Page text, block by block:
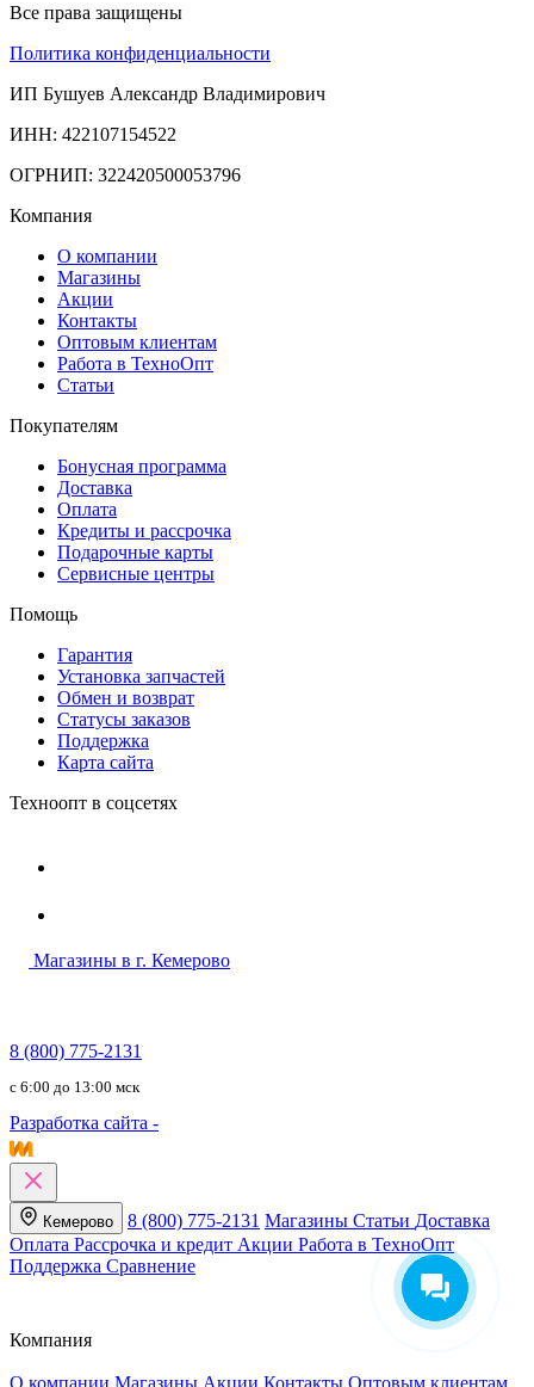
Все права защищены
Политика конфиденциальности
ИП Бушуев Александр Владимирович
ИНН: 422107154522
ОГРНИП: 322420500053796
Компания
О компании
Магазины
Акции
Контакты
Оптовым клиентам
Работа в ТехноОпт
Статьи
Покупателям
Бонусная программа
Доставка
Оплата
Кредиты и рассрочка
Подарочные карты
Сервисные центры
Помощь
Гарантия
Установка запчастей
Обмен и возврат
Статусы заказов
Поддержка
Карта сайта
Техноопт в соцсетях
Магазины в г. Кемерово
8 (800) 775-2131
c 6:00 до 13:00 мск
Разработка сайта -
Кемерово 8 (800) 775-2131 Магазины Статьи Доставка
Оплата Рассрочка и кредит Акции Работа в ТехноОпт
Поддержка Сравнение
Компания